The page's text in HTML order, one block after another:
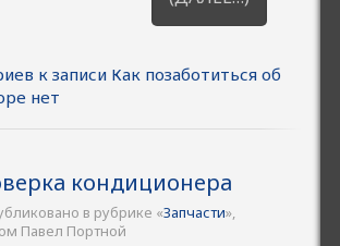
к записи Как позаботиться об
нет
кондиционера
в рубрике «Запчасти»,
Павел Портной